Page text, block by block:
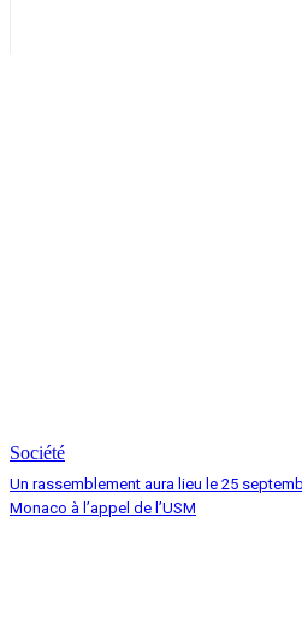
Société
Un rassemblement aura lieu le 25
Monaco à l’appel de l’USM